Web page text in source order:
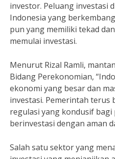
investor. Peluang investasi
Indonesia yang
pun yang memiliki tekad
memulai investasi.
Menurut Rizal Ramli,
Bidang Perekonomian,
ekonomi yang besar dan
investasi. Pemerintah terus
regulasi yang kondusif
berinvestasi dengan aman
Salah satu sektor yang